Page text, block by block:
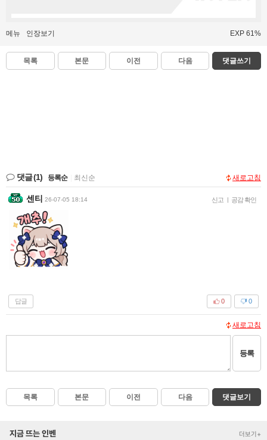
메뉴 인장보기 EXP 61%
목록 본문 이전 다음 댓글쓰기
댓글(1) 등록순 최신순 새로고침
센티 26-07-05 18:14 신고 | 공감 확인
답글 0
0
새로고침
등록
목록 본문 이전 다음 댓글보기
지금 뜨는 인벤 더보기+